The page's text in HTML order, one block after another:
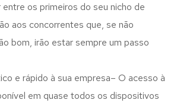
os primeiros do seu nicho de
aos concorrentes que, se não
bom, irão estar sempre um passo
e rápido à sua empresa– O acesso à
em quase todos os dispositivos